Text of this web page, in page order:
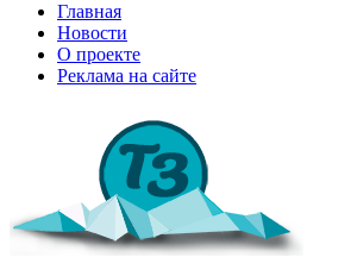
Главная
Новости
О проекте
Реклама на сайте